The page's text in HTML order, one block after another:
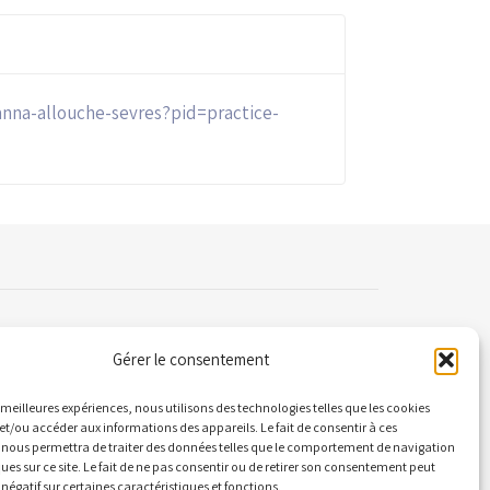
Gérer le consentement
expériences, nous utilisons des technologies telles que les cookies
ou accéder aux informations des appareils. Le fait de consentir à ces
permettra de traiter des données telles que le comportement de navigation
sur ce site. Le fait de ne pas consentir ou de retirer son consentement peut
sur certaines caractéristiques et fonctions.
allouche-sevres?pid=practice-
Quai Alphonse le Gallo 92100 Boulogne-